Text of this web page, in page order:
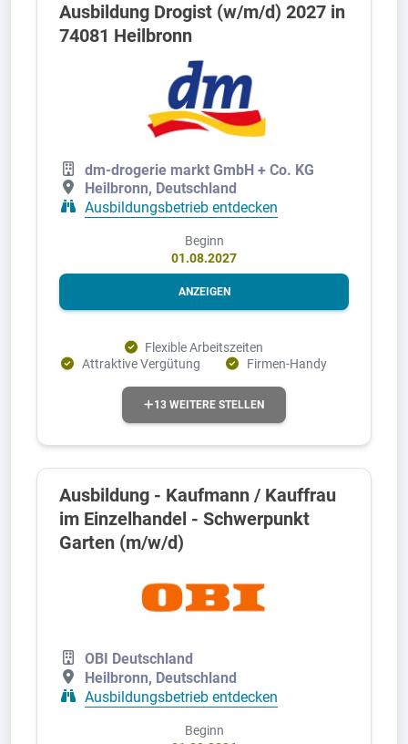
Ausbildung Drogist (w/m/d) 2027 in
74081 Heilbronn
dm-drogerie markt GmbH + Co. KG
Heilbronn, Deutschland
Ausbildungsbetrieb entdecken
Beginn
01.08.2027
ANZEIGEN
Flexible Arbeitszeiten
Attraktive Vergütung
Firmen-Handy
13 WEITERE STELLEN
Ausbildung - Kaufmann / Kauffrau
im Einzelhandel - Schwerpunkt
Garten (m/w/d)
OBI Deutschland
Heilbronn, Deutschland
Ausbildungsbetrieb entdecken
Beginn